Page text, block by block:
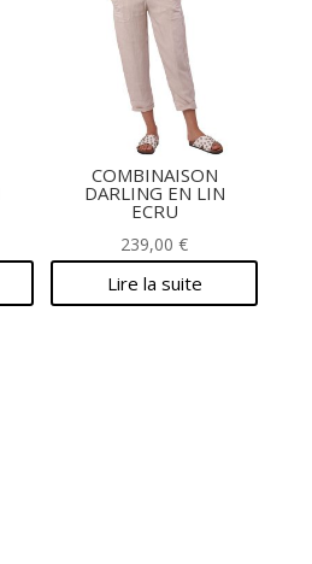
COMBINAISON
DARLING EN LIN
ECRU
239,00€
Lire la suite